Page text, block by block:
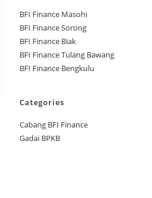
BFI Finance Masohi
BFI Finance Sorong
BFI Finance Biak
BFI Finance Tulang Bawang
BFI Finance Bengkulu
Categories
Cabang BFI Finance
Gadai BPKB